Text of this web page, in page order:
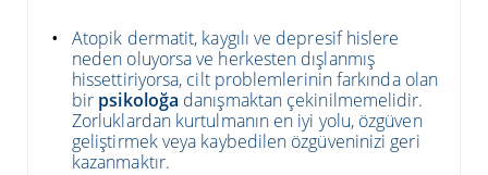
Atopik dermatit, kaygılı ve depresif hislere
neden oluyorsa ve herkesten dışlanmış
hissettiriyorsa, cilt problemlerinin farkında olan
bir psikoloğa danışmaktan çekinilmemelidir.
Zorluklardan kurtulmanın en iyi yolu, özgüven
geliştirmek veya kaybedilen özgüveninizi geri
kazanmaktır.